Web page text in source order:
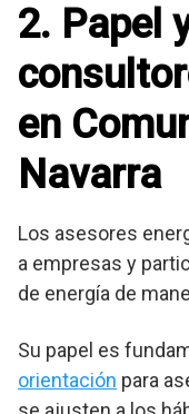
2. Papel
en
Navarra
Los asesores
a empresas y
de energía de
Su papel es
orientación para